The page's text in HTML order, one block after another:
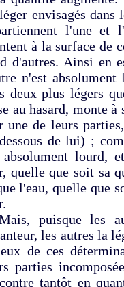
envisagés dans
l'une
à la surface de
d'autres. Ainsi en
n'est
deux plus légers
au hasard, monte
une de leurs
de lui) ;
absolument lourd,
quelle que soit sa
l'eau, quelle que
puisque les
les autres la
de ces
parties
tantôt en